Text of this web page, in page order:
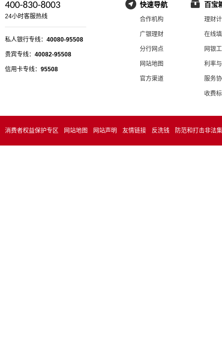
400-830-8003
24小时客服热线
私人银行专线： 40080-95508
贵宾专线： 40082-95508
信用卡专线： 95508
快速导航
合作机构
广银理财
分行网点
网站地图
官方渠道
百宝
理财
在线
网银
利率
服务
收费
消费者权益保护专区 网站地图 网站声明 友情链接 反洗钱 防范和打击非法